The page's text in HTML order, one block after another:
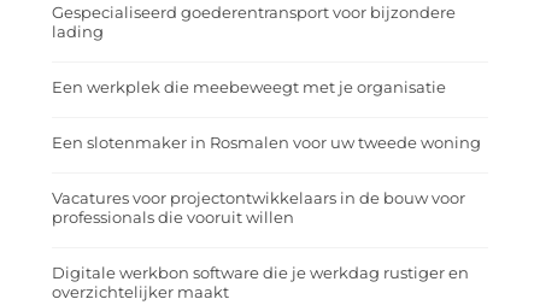
Gespecialiseerd goederentransport voor bijzondere
lading
Een werkplek die meebeweegt met je organisatie
Een slotenmaker in Rosmalen voor uw tweede woning
Vacatures voor projectontwikkelaars in de bouw voor
professionals die vooruit willen
Digitale werkbon software die je werkdag rustiger en
overzichtelijker maakt